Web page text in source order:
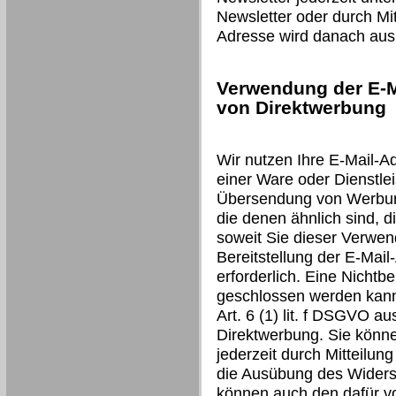
Newsletter oder durch
Adresse wird danach
Verwendung der
von Direktwerbung
Wir nutzen Ihre E-Mail-
einer Ware oder
Übersendung von
die denen ähnlich sind,
soweit Sie dieser
Bereitstellung der E-
erforderlich. Eine
geschlossen werden
Art. 6 (1) lit. f DSGVO
Direktwerbung. Sie
jederzeit durch
die Ausübung des